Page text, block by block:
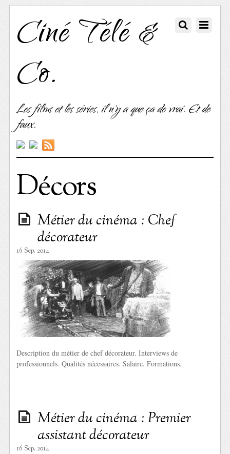
Ciné Télé &
Co.
Les films et les séries, il n'y a que ça de vrai. Et de
faux.
Décors
Métier du cinéma : Chef
décorateur
16 Sep. 2014
Description du métier de chef décorateur. Interviews de
professionnels. Qualités nécessaires. Salaire. Formations.
Métier du cinéma : Premier
assistant décorateur
16 Sep. 2014